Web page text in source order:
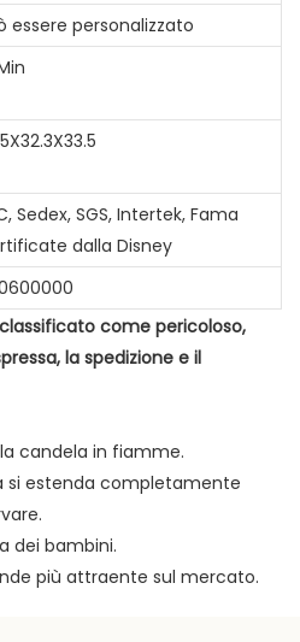
essere personalizzato
Sedex, SGS, Intertek, Fama
dalla Disney
come pericoloso,
la spedizione e il
candela in fiamme.
si estenda completamente
dei bambini.
più attraente sul mercato.